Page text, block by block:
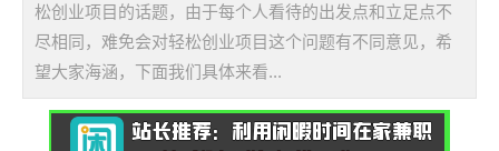
松创业项目的话题，由于每个人看待的出发点和立足点不
尽相同，难免会对轻松创业项目这个问题有不同意见，希
望大家海涵，下面我们具体来看...